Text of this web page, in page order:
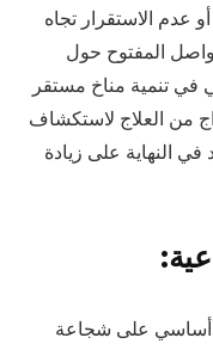
عدم الاستقرار تجاه
المفتوح حول
في تنمية مناخ مستقر
من العلاج لاستكشاف
النهاية على زيادة
أساسي على شجاعة